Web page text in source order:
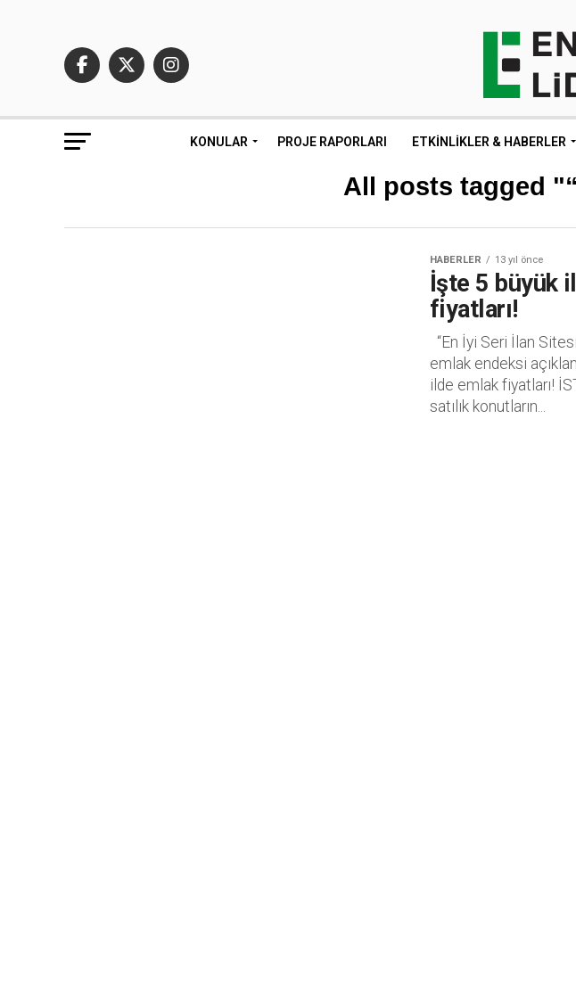
KONULAR PROJE RAPORLARI ETKINLIKLER & HABERLER
All posts tagged
HABERLER 13 yıl önce
İşte 5 büyük
fiyatları!
“En İyi Seri İlan
emlak endeksi
ilde emlak fiyatları!
satılık konutların...